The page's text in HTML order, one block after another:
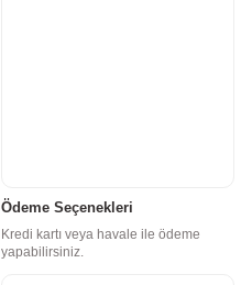
Ödeme Seçenekleri
Kredi kartı veya havale ile ödeme
yapabilirsiniz.